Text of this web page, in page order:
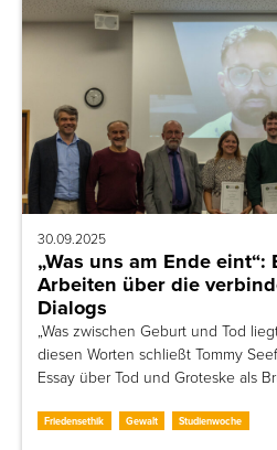
30.09.2025
„Was uns am Ende eint“:
Arbeiten über die
Dialogs
„Was zwischen Geburt und Tod
diesen Worten schließt Tommy
Essay über Tod und Groteske als
Friedensethik Gewalt Studienwoche